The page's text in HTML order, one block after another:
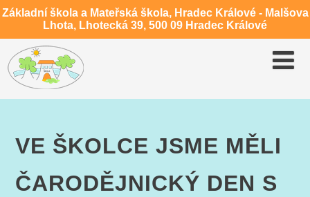
Základní škola a Mateřská škola, Hradec Králové - Malšova
Lhota, Lhotecká 39, 500 09 Hradec Králové
VE ŠKOLCE JSME MĚLI
ČARODĚJNICKÝ DEN S